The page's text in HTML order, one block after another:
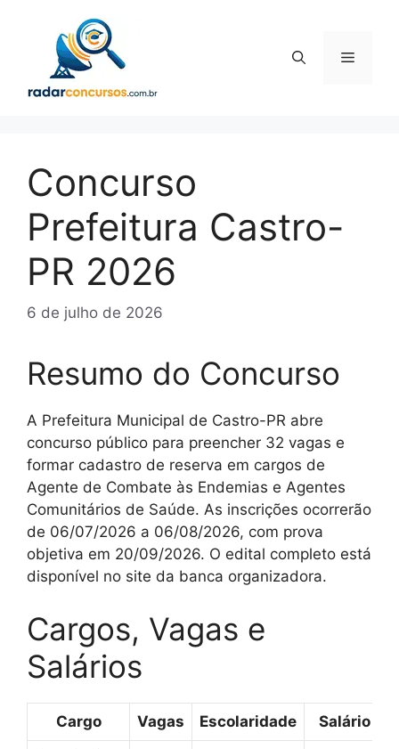
conteúdo
Menu
Concurso
Prefeitura Castro-
PR 2026
6 de julho de 2026
Resumo do Concurso
A Prefeitura Municipal de Castro-PR abre
concurso público para preencher 32 vagas e
formar cadastro de reserva em cargos de
Agente de Combate às Endemias e Agentes
Comunitários de Saúde. As inscrições ocorrerão
de 06/07/2026 a 06/08/2026, com prova
objetiva em 20/09/2026. O edital completo está
disponível no site da banca organizadora.
Cargos, Vagas e
Salários
Cargo Vagas Escolaridade Salário